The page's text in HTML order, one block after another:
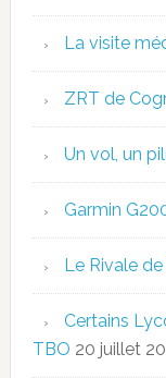
La visite
ZRT de
Un vol, un
Garmin
Le Rivale
Certains
TBO 20 juillet